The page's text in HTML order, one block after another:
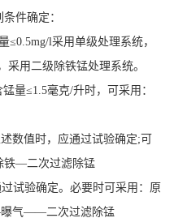
件确定：
l采用单级处理系统，
采用二级除铁锰处理系统。
≤1.5毫克/升时，可采用：
值时，应通过试验确定;可
铁—二次过滤除锰
验确定。必要时可采用：原
气——二次过滤除锰